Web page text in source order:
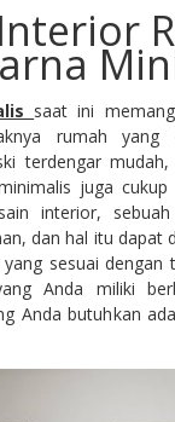
saat ini
rumah yang
terdengar
juga
interior,
dan hal itu dapat
sesuai
Anda miliki
Anda butuhkan